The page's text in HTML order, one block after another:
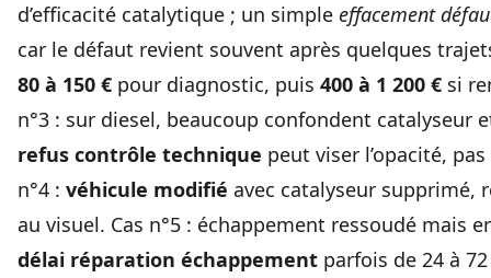
d’efficacité catalytique ; un simple effacement
car le défaut revient souvent après quelques
80 à 150 € pour diagnostic, puis 400 à 1 200 € si
n°3 : sur diesel, beaucoup confondent catalyseur
refus contrôle technique peut viser l’opacité,
n°4 : véhicule modifié avec catalyseur supprimé,
au visuel. Cas n°5 : échappement ressoudé mais
délai réparation échappement parfois de 24 à